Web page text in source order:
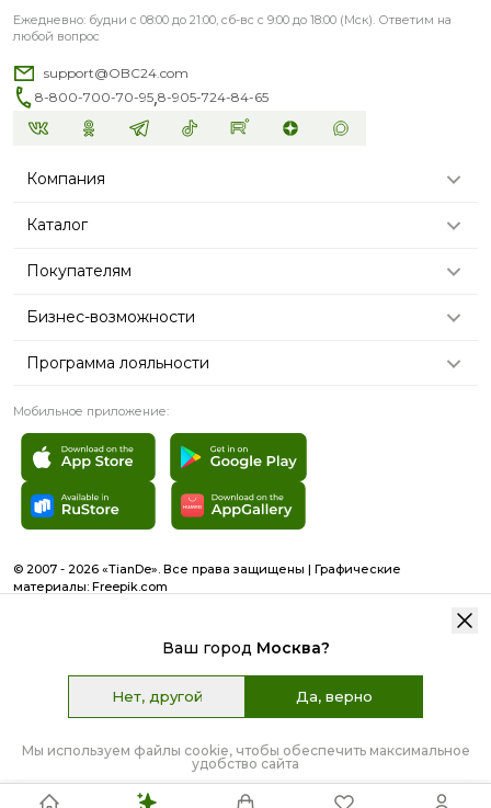
Ваш город Москва?
Нет, другой Да, верно
Мы используем файлы cookie, чтобы обеспечить максимальное
удобство сайта
6 310 ₽
Наличие: >50 КУПИТЬ
Ежедневно: будни с 08:00 до 21:00, сб-вс с 9:00 до 18:00 (Мск). Ответим на
любой вопрос
support@OBC24.com
8-800-700-70-95,8-905-724-84-65
Компания
Каталог
Покупателям
Бизнес-возможности
Программа лояльности
Мобильное приложение:
© 2007 - 2026 «TianDe». Все права защищены | Графические
материалы: Freepik.com